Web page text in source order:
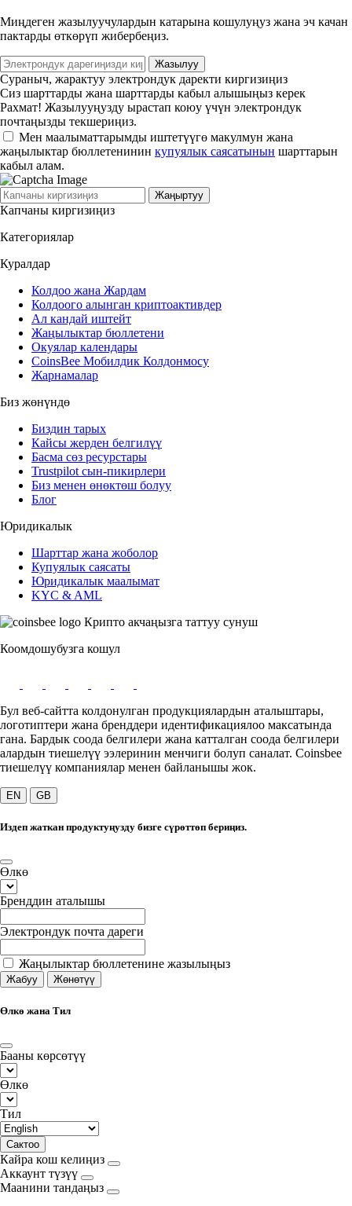
Миңдеген жазылуучулардын катарына кошулуңуз жана эч качан
пактарды өткөрүп жибербеңиз.
Жазылуу
Сураныч, жарактуу электрондук даректи киргизиңиз
Сиз шарттарды жана шарттарды кабыл алышыңыз керек
Рахмат! Жазылууңузду ырастап коюу үчүн электрондук
почтаңызды текшериңиз.
Мен маалыматтарымды иштетүүгө макулмун жана
жаңылыктар бюллетенинин купуялык саясатынын шарттарын
кабыл алам.
Жаңыртуу
Капчаны киргизиңиз
Категориялар
Куралдар
Колдоо жана Жардам
Колдоого алынган криптоактивдер
Ал кандай иштейт
Жаңылыктар бюллетени
Окуялар календары
CoinsBee Мобилдик Колдонмосу
Жарнамалар
Биз жөнүндө
Биздин тарых
Кайсы жерден белгилүү
Басма сөз ресурстары
Trustpilot сын-пикирлери
Биз менен өнөктөш болуу
Блог
Юридикалык
Шарттар жана жоболор
Купуялык саясаты
Юридикалык маалымат
KYC & AML
Крипто акчаңызга таттуу сунуш
Коомдошубузга кошул
Бул веб-сайтта колдонулган продукциялардын аталыштары,
логотиптери жана бренддери идентификациялоо максатында
гана. Бардык соода белгилери жана катталган соода белгилери
алардын тиешелүү ээлеринин менчиги болуп саналат. Coinsbee
тиешелүү компаниялар менен байланышы жок.
EN GB
Издеп жаткан продуктуңузду бизге сүрөттөп бериңиз.
Өлкө
Бренддин аталышы
Электрондук почта дареги
Жаңылыктар бюллетенине жазылыңыз
Жабуу Жөнөтүү
Өлкө жана Тил
Бааны көрсөтүү
Өлкө
Тил
Сактоо
Кайра кош келиңиз
Аккаунт түзүү
Маанини тандаңыз